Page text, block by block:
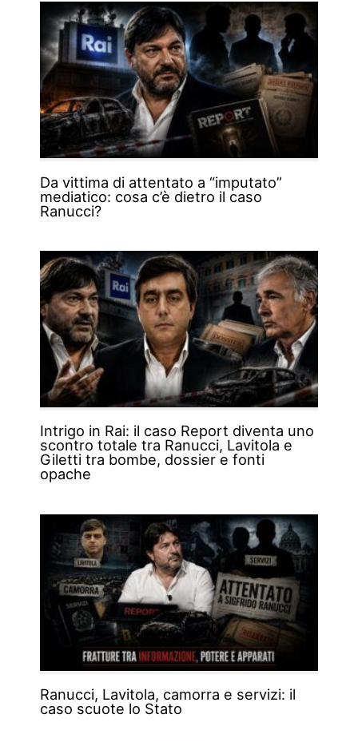
Da vittima di attentato a “imputato”
mediatico: cosa c’è dietro il caso
Ranucci?
Intrigo in Rai: il caso Report diventa uno
scontro totale tra Ranucci, Lavitola e
Giletti tra bombe, dossier e fonti
opache
Ranucci, Lavitola, camorra e servizi: il
caso scuote lo Stato